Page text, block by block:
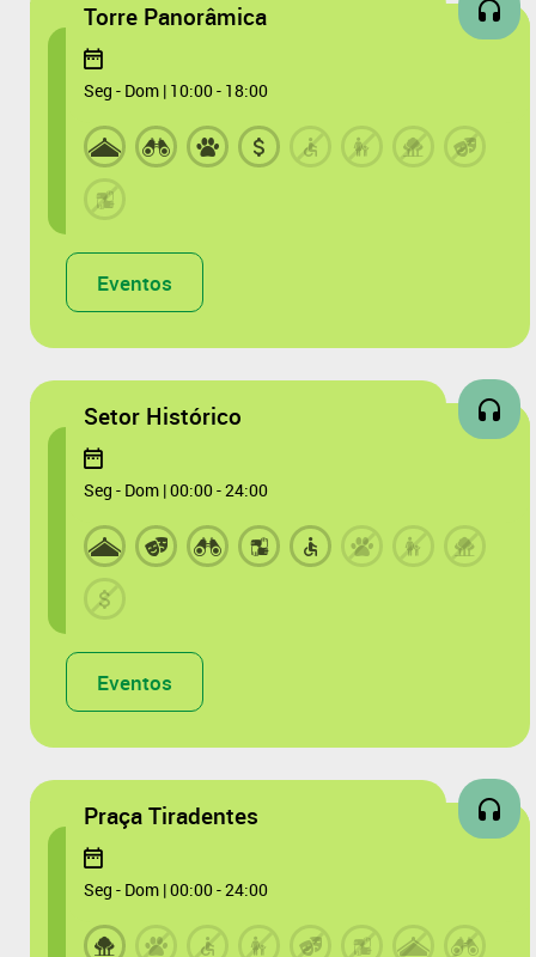
Torre Panorâmica
Seg - Dom | 10:00 - 18:00
Eventos
Setor Histórico
Seg - Dom | 00:00 - 24:00
Eventos
Praça Tiradentes
Seg - Dom | 00:00 - 24:00